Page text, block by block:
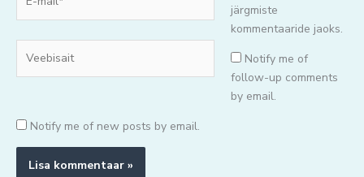
mail*
järgmiste
kommentaaride jaoks.
Notify me of
follow-up comments
by email.
Notify me of new posts by email.